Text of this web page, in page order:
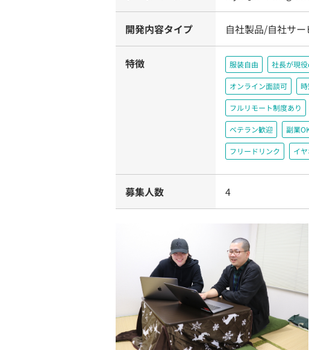
開発内容タイプ 自社製品/自社サ
特徴 服装自由 社長が現
オンライン面談可
フルリモート制度あり
ベテラン歓迎 副業
フリードリンク イ
募集人数 4